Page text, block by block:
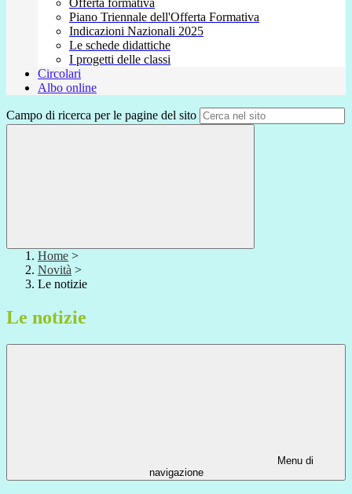
Offerta formativa
Piano Triennale dell'Offerta Formativa
Indicazioni Nazionali 2025
Le schede didattiche
I progetti delle classi
Circolari
Albo online
Campo di ricerca per le pagine del sito
Home >
Novità >
Le notizie
Le notizie
Menu di
navigazione